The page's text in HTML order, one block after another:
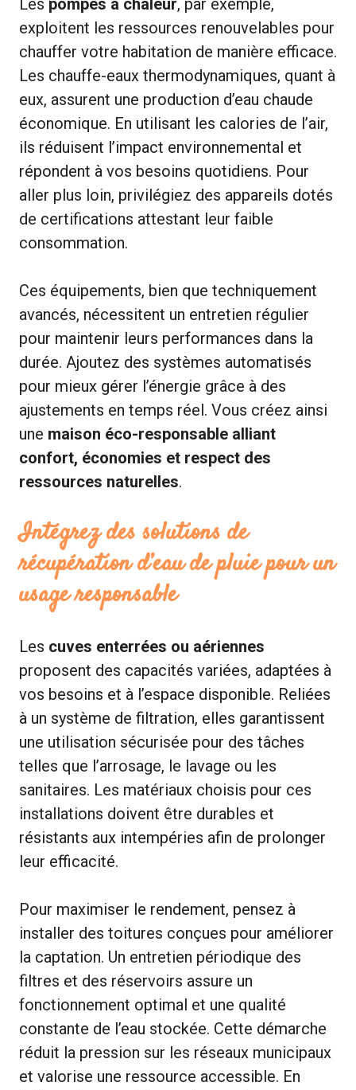
Les pompes à chaleur, par exemple,
exploitent les ressources renouvelables pour
chauffer votre habitation de manière efficace.
Les chauffe-eaux thermodynamiques, quant à
eux, assurent une production d’eau chaude
économique. En utilisant les calories de l’air,
ils réduisent l’impact environnemental et
répondent à vos besoins quotidiens. Pour
aller plus loin, privilégiez des appareils dotés
de certifications attestant leur faible
consommation.
Ces équipements, bien que techniquement
avancés, nécessitent un entretien régulier
pour maintenir leurs performances dans la
durée. Ajoutez des systèmes automatisés
pour mieux gérer l’énergie grâce à des
ajustements en temps réel. Vous créez ainsi
une maison éco-responsable alliant
confort, économies et respect des
ressources naturelles.
Intégrez des solutions de
récupération d’eau de pluie pour un
usage responsable
Les cuves enterrées ou aériennes
proposent des capacités variées, adaptées à
vos besoins et à l’espace disponible. Reliées
à un système de filtration, elles garantissent
une utilisation sécurisée pour des tâches
telles que l’arrosage, le lavage ou les
sanitaires. Les matériaux choisis pour ces
installations doivent être durables et
résistants aux intempéries afin de prolonger
leur efficacité.
Pour maximiser le rendement, pensez à
installer des toitures conçues pour améliorer
la captation. Un entretien périodique des
filtres et des réservoirs assure un
fonctionnement optimal et une qualité
constante de l’eau stockée. Cette démarche
réduit la pression sur les réseaux municipaux
et valorise une ressource accessible. En